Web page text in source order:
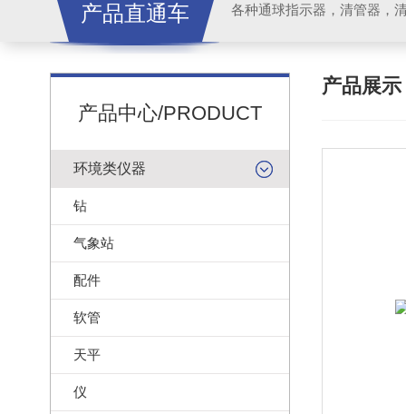
产品直通车 各种通球指示器，清管器，
产品中心/PRODUCT
环境类仪器
钻
气象站
配件
软管
天平
仪
产品展示